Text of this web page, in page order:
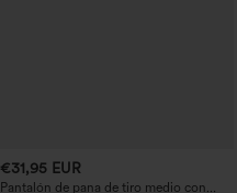
€31,95 EUR
Pantalón de pana de tiro medio con